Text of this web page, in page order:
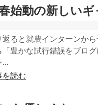
始動の新しい
返ると就農インターンか
「豊かな試行錯誤をブロ
...
を読む